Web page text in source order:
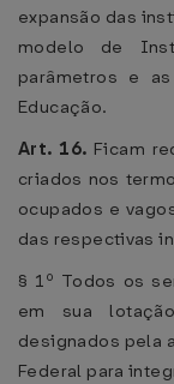
expansão das
modelo de
parâmetros e
Educação.
Art. 16. Ficam
criados nos
ocupados e
das respectivas
§ 1º Todos os
em sua
designados pela
Federal para